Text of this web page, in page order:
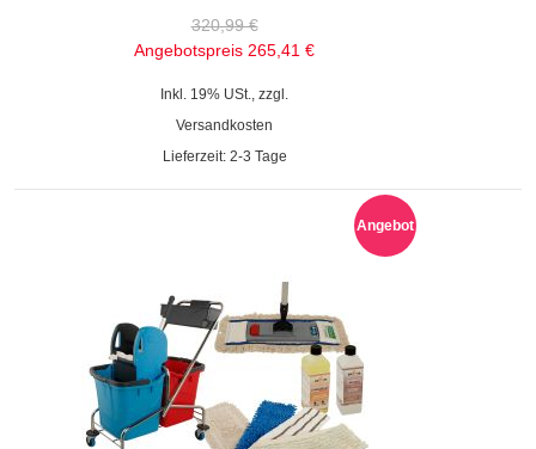
320,99 €
Angebotspreis 265,41 €
Inkl. 19% USt., zzgl.
Versandkosten
Lieferzeit: 2-3 Tage
Angebot